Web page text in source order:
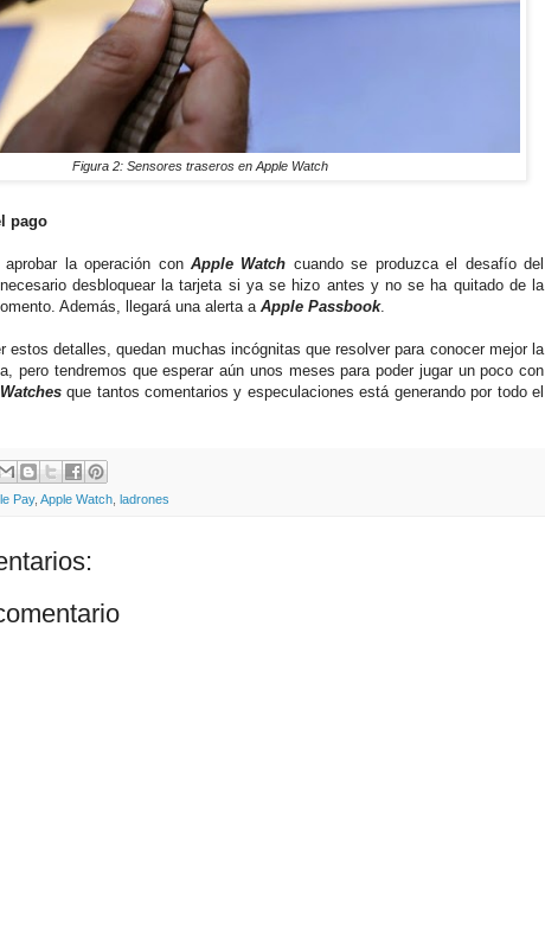
Figura 2: Sensores traseros en Apple Watch
pago
la operación con Apple Watch cuando se produzca el desafío del
desbloquear la tarjeta si ya se hizo antes y no se ha quitado de la
Además, llegará una alerta a Apple Passbook.
estos detalles, quedan muchas incógnitas que resolver para conocer mejor la
pero tendremos que esperar aún unos meses para poder jugar un poco con
que tantos comentarios y especulaciones está generando por todo el
Pay, Apple Watch ladrones